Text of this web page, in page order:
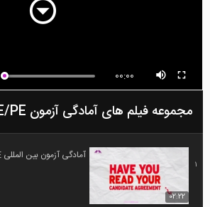
00:00
مجموعه فیلم های آمادگی آزمون FE/PE
1
02:22
آمادگی آزمون بین المللی FE و PE قسمت...